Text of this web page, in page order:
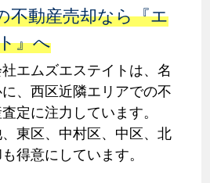
不動産売却なら『エ
』へ
エムズエステイトは、名
、西区近隣エリアでの不
定に注力しています。
東区、中村区、中区、北
得意にしています。